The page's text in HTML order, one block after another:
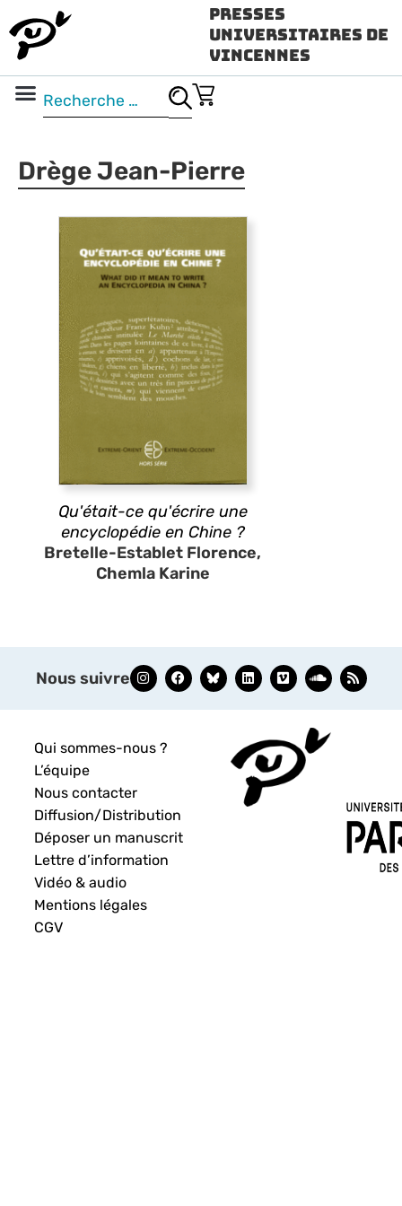
Presses
Universitaires de
Vincennes
Drège Jean-Pierre
Qu'était-ce qu'écrire une
encyclopédie en Chine ?
Bretelle-Establet Florence,
Chemla Karine
Nous suivre
Qui sommes-nous ?
L’équipe
Nous contacter
Diffusion/Distribution
Déposer un manuscrit
Lettre d’information
Vidéo & audio
Mentions légales
CGV